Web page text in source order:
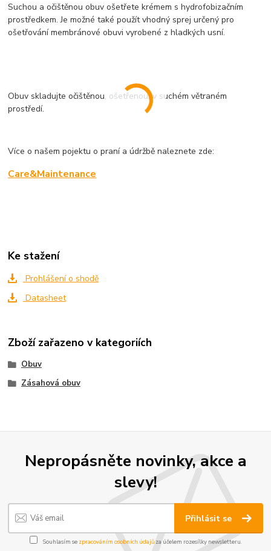
Suchou a očištěnou obuv ošetřete krémem s hydrofobizačním
prostředkem. Je možné také použít vhodný sprej určený pro
ošetřování membránové obuvi vyrobené z hladkých usní.
Obuv skladujte očištěnou, ošetřenou, v suchém větraném
prostředí.
Více o našem pojektu o praní a údržbě naleznete zde:
Care&Maintenance
Ke stažení
Prohlášení o shodě
Datasheet
Zboží zařazeno v kategoriích
Obuv
Zásahová obuv
Nepropásněte novinky, akce a
slevy!
Přihlásit se
Souhlasím se zpracováním osobních údajůza účelem rozesílky newsletteru.